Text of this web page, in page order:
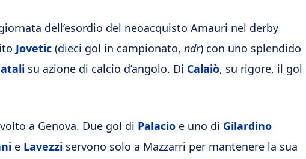
dell’esordio del neoacquisto Amauri nel derby
Jovetic (dieci gol in campionato, ndr) con uno splendido
su azione di calcio d’angolo. Di Calaiò, su rigore, il gol
a Genova. Due gol di Palacio e uno di Gilardino
e Lavezzi servono solo a Mazzarri per mantenere la sua